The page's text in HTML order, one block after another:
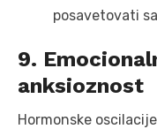
posavetovati
9.
anksioznost
Hormonske